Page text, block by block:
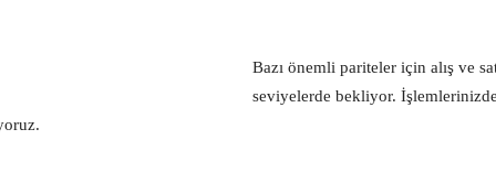
Bazı önemli pariteler için alış ve
seviyelerde bekliyor.